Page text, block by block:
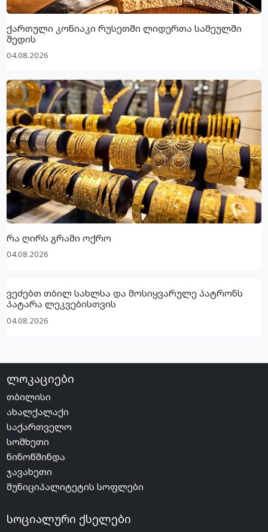
ქართული კონიაკი რუსეთში ლიდერთა სამეულში
შედის
04.08.2026
რა ღირს გრამი ოქრო
04.08.2026
ვეძებთ თბილ სახლსა და მოსიყვარულე პატრონს
პატარა ლეკვებისთვის
04.08.2026
ლოკაციები
თბილისი
ახალქალაქი
საქართველო
სომხეთი
ნინოწმინდა
ჯავახეთი
მუნიციპალიტეტის სოფლები
სოციალური ქსელები